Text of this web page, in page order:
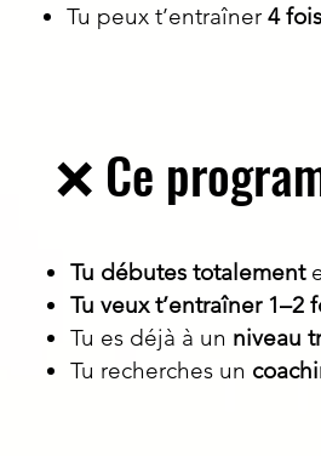
Tu peux t’entraîner 4
❌ Ce
Tu débutes totalement
Tu veux t’entraîner 1–2
Tu es déjà à un niveau
Tu recherches un